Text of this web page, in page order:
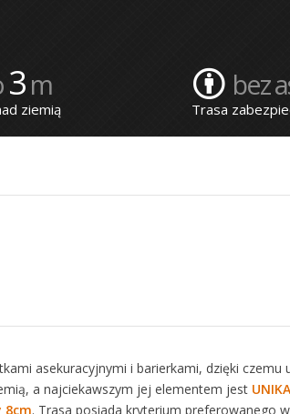
3m
ziemią
bez
Trasa
asekuracyjnymi i barierkami, dzięki czemu
a najciekawszym jej elementem jest
8cm. Trasa posiada kryterium preferowanego